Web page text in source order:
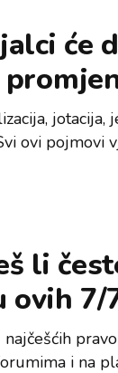
će
jotacija,
ovi pojmovi
li
ovih 7/
i na